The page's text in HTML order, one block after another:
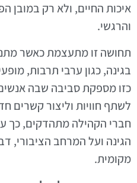
איכות החיים, ולא רק במובן
והרגשי.
תחושה זו מתעצמת כאשר
בגינה, כגון ערבי תרבות,
כזו מספקת סביבה שבה
לשתף חוויות וליצור קשרים
חברי הקהילה מתהדקים, כך
הגינה ועל המרחב הציבורי,
מקומית.